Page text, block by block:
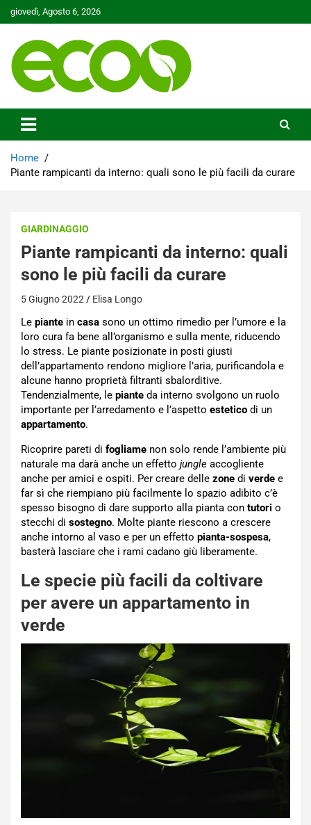
Skip
to
giovedì, Agosto 6, 2026
Ecoo.it
Home
Piante rampicanti da interno: quali sono le più facili da curare
GIARDINAGGIO
Piante rampicanti da interno: quali
sono le più facili da curare
5 Giugno 2022 Elisa Longo
Le piante in casa sono un ottimo rimedio per l’umore e la
loro cura fa bene all’organismo e sulla mente, riducendo
lo stress. Le piante posizionate in posti giusti
dell’appartamento rendono migliore l’aria, purificandola e
alcune hanno proprietà filtranti sbalorditive.
Tendenzialmente, le piante da interno svolgono un ruolo
importante per l’arredamento e l’aspetto estetico di un
appartamento.
Ricoprire pareti di fogliame non solo rende l’ambiente più
naturale ma darà anche un effetto jungle accogliente
anche per amici e ospiti. Per creare delle zone di verde e
far sì che riempiano più facilmente lo spazio adibito c’è
spesso bisogno di dare supporto alla pianta con tutori o
stecchi di sostegno. Molte piante riescono a crescere
anche intorno al vaso e per un effetto pianta-sospesa,
basterà lasciare che i rami cadano giù liberamente.
Le specie più facili da coltivare
per avere un appartamento in
verde